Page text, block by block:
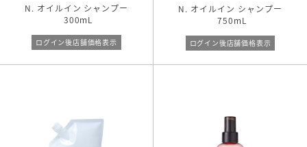
N. オイルイン シャンプー
300mL
ログイン後店舗価格表示
N. オイルイン シャンプー
750mL
ログイン後店舗価格表示